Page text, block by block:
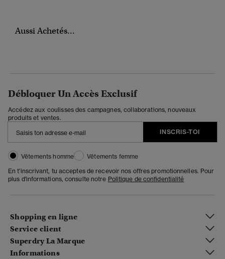
Aussi Achetés...
Débloquer Un Accès Exclusif
Accédez aux coulisses des campagnes, collaborations, nouveaux
produits et ventes.
INSCRIS-TOI
Vêtements homme
Vêtements femme
En t'inscrivant, tu acceptes de recevoir nos offres promotionnelles. Pour
plus d'informations, consulte notre Politique de confidentialité
Shopping en ligne
Service client
Superdry La Marque
Informations